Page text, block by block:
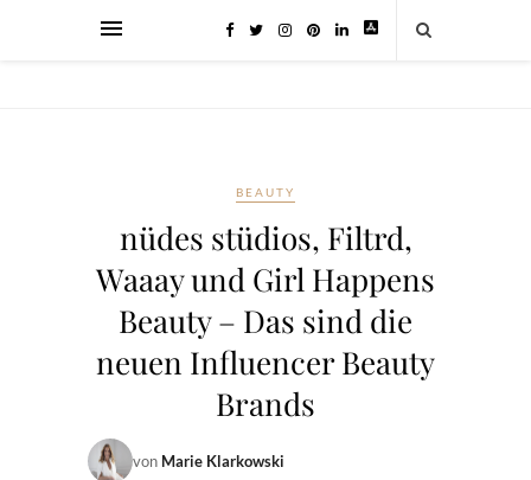
BEAUTY
nüdes stüdios, Filtrd,
Waaay und Girl Happens
Beauty – Das sind die
neuen Influencer Beauty
Brands
von Marie Klarkowski